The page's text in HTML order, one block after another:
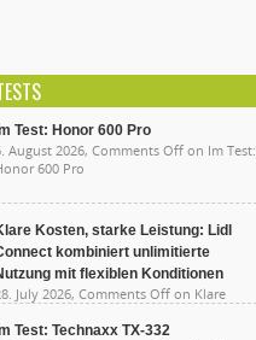
Test: Honor 600 Pro
August 2026, Comments Off on Im Test:
600 Pro
Kosten, starke Leistung: Lidl
kombiniert unlimitierte
mit flexiblen Konditionen
July 2026, Comments Off on Klare
mit flexiblen Konditionen
Test: Technaxx TX-332